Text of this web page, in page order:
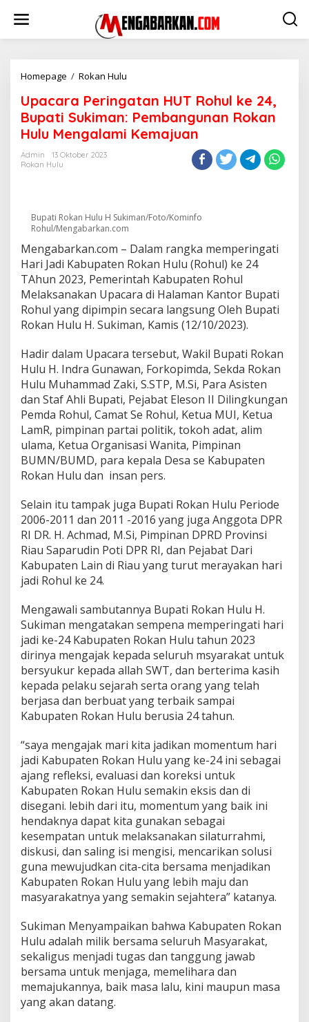
Homepage / Rokan Hulu
HUT
Rohul
ke
24,
Mengalami
Kemajuan
Upacara Peringatan HUT Rohul ke 24,
Bupati Sukiman: Pembangunan Rokan
Hulu Mengalami Kemajuan
Admin
13 Oktober 2023
Rokan Hulu
Bupati Rokan Hulu H Sukiman/Foto/Kominfo
Rohul/Mengabarkan.com
Mengabarkan.com – Dalam rangka memperingati
Hari Jadi Kabupaten Rokan Hulu (Rohul) ke 24
TAhun 2023, Pemerintah Kabupaten Rohul
Melaksanakan Upacara di Halaman Kantor Bupati
Rohul yang dipimpin secara langsung Oleh Bupati
Rokan Hulu H. Sukiman, Kamis (12/10/2023).
Hadir dalam Upacara tersebut, Wakil Bupati Rokan
Hulu H. Indra Gunawan, Forkopimda, Sekda Rokan
Hulu Muhammad Zaki, S.STP, M.Si, Para Asisten
dan Staf Ahli Bupati, Pejabat Eleson II Dilingkungan
Pemda Rohul, Camat Se Rohul, Ketua MUI, Ketua
LamR, pimpinan partai politik, tokoh adat, alim
ulama, Ketua Organisasi Wanita, Pimpinan
BUMN/BUMD, para kepala Desa se Kabupaten
Rokan Hulu dan insan pers.
Selain itu tampak juga Bupati Rokan Hulu Periode
2006-2011 dan 2011 -2016 yang juga Anggota DPR
RI DR. H. Achmad, M.Si, Pimpinan DPRD Provinsi
Riau Saparudin Poti DPR RI, dan Pejabat Dari
Kabupaten Lain di Riau yang turut merayakan hari
jadi Rohul ke 24.
Mengawali sambutannya Bupati Rokan Hulu H.
Sukiman mengatakan sempena memperingati hari
jadi ke-24 Kabupaten Rokan Hulu tahun 2023
dirinya mengajak kepada seluruh msyarakat untuk
bersyukur kepada allah SWT, dan berterima kasih
kepada pelaku sejarah serta orang yang telah
berjasa dan berbuat yang terbaik sampai
Kabupaten Rokan Hulu berusia 24 tahun.
“saya mengajak mari kita jadikan momentum hari
jadi Kabupaten Rokan Hulu yang ke-24 ini sebagai
ajang refleksi, evaluasi dan koreksi untuk
Kabupaten Rokan Hulu semakin eksis dan di
disegani. lebih dari itu, momentum yang baik ini
hendaknya dapat kita gunakan sebagai
kesempatan untuk melaksanakan silaturrahmi,
diskusi, dan saling isi mengisi, mencarikan solusi
guna mewujudkan cita-cita bersama menjadikan
Kabupaten Rokan Hulu yang lebih maju dan
masyarakatnya yang semakin sejahtera” katanya.
Sukiman Menyampaikan bahwa Kabupaten Rokan
Hulu adalah milik bersama seluruh Masyarakat,
sekaligus menjadi tugas dan tanggung jawab
bersama untuk menjaga, memelihara dan
memajukannya, baik masa lalu, kini maupun masa
yang akan datang.